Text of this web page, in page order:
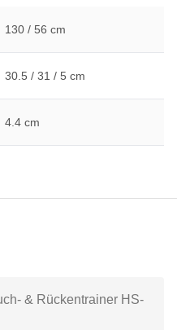
130 / 56 cm
30.5 / 31 / 5 cm
4.4 cm
& Rückentrainer HS-